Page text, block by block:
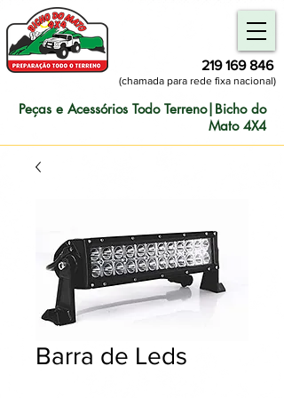
219 169 846
(chamada para rede fixa nacional)
Peças e Acessórios Todo Terreno|Bicho do
Mato 4X4
Barra de Leds